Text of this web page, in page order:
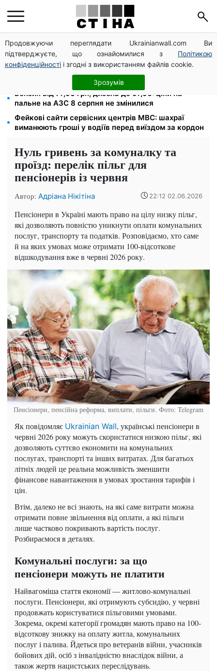
Продовжуючи переглядати Ukrainianwall.com Ви
підтверджуєте, що ознайомилися з Політикою
конфіденційності і згодні з використанням файлів cookie.
Зрозумів
Тарифи Київстар і Vodafone подешевшали до 50%:
скільки коштує зв'язок у серпні
До 19 400 грн на дрова: ПФУ приймає заяви на
субсидію для власників пічного опалення
Бензин від 77,90 грн, дизель до 97,90: ціни на
пальне на АЗС 8 серпня не змінилися
Фейкові сайти сервісних центрів МВС: шахраї
виманюють гроші у водіїв перед виїздом за кордон
Нуль гривень за комуналку та
проїзд: перелік пільг для
пенсіонерів із червня
Автор: Адріана Нікітіна 22:12 02.06.2026
Пенсіонери в Україні мають право на цілу низку пільг,
які дозволяють повністю уникнути оплати комунальних
послуг, транспорту та податків. Розповідаємо, хто саме
й на яких умовах може отримати 100-відсоткове
відшкодування вже в червні 2026 року.
Пенсіонери, пенсійна реформа, виплати, пільги. Фото: Telegram
Як повідомляє Ukrainian Wall, українські пенсіонери в
червні 2026 року можуть скористатися низкою пільг, які
дозволяють суттєво економити на комунальних
послугах, транспорті та інших витратах. Для багатьох
літніх людей це реальна можливість зменшити
фінансове навантаження в умовах зростання тарифів і
цін.
Втім, далеко не всі знають, на які саме витрати можна
отримати повне звільнення від оплати, а які пільги
лише частково покривають вартість послуг.
Розбираємося в деталях.
Комунальні послуги: за що
пенсіонери можуть не платити
Найвагоміша стаття економії — житлово-комунальні
послуги. Пенсіонери, які отримують субсидію, у червні
продовжать користуватися пільговими умовами.
Зокрема, окремі категорії громадян мають право на 100-
відсоткову знижку на оплату житла, комунальних
послуг і палива. Йдеться про ветеранів війни, учасників
бойових дій, осіб з інвалідністю внаслідок війни, а
також жертв нацистських переслідувань.